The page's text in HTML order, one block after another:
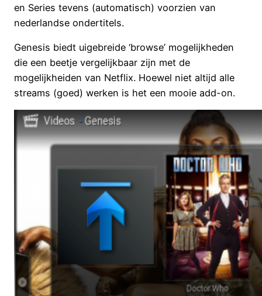
en Series tevens (automatisch) voorzien van
nederlandse ondertitels.
Genesis biedt uigebreide ‘browse’ mogelijkheden
die een beetje vergelijkbaar zijn met de
mogelijkheiden van Netflix. Hoewel niet altijd alle
streams (goed) werken is het een mooie add-on.